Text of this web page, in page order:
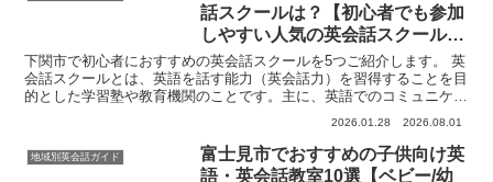
話スクールは？【初心者でも参加
しやすい人気の英会話スクール5
選】
下関市で初心者におすすめの英会話スクールを5つご紹介します。 英
会話スクールとは、英語を話す能力（英会話力）を習得することを目
的とした学習塾や教育機関のことです。主に、英語でのコミュニケー
2026.01.28 2026.08.01
地域別英会話ガイド
富士見市でおすすめの子供向け英
語・英会話教室10選【ベビー/幼